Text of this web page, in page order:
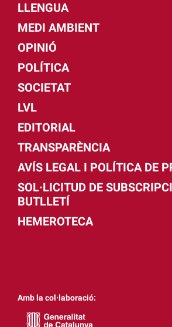
LLENGUA
MEDI AMBIENT
OPINIÓ
POLÍTICA
SOCIETAT
LVL
EDITORIAL
TRANSPARÈNCIA
AVÍS LEGAL I POLÍTICA DE
SOL·LICITUD DE
BUTLLETÍ
HEMEROTECA
Amb la col·laboració: